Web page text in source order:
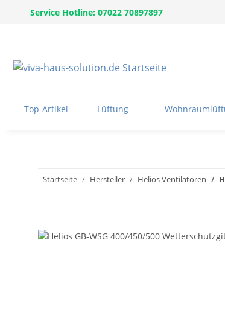
Service Hotline: 07022 70897897
Top-Artikel Lüftung
Startseite Hersteller Helios Ventilatoren